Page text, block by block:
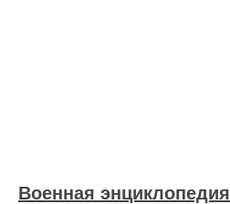
Военная энциклопедия